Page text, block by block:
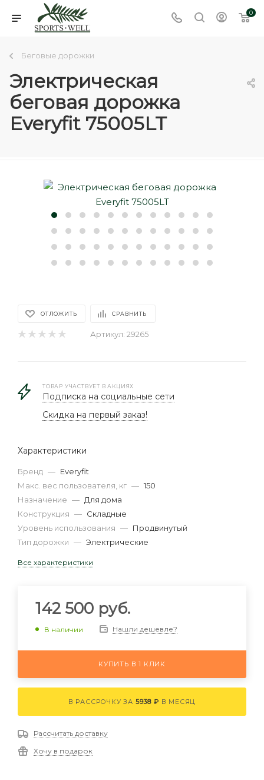
0
Беговые дорожки
Электрическая
беговая дорожка
Everyfit 75005LT
ОТЛОЖИТЬ СРАВНИТЬ
Артикул: 29265
ТОВАР УЧАСТВУЕТ В АКЦИЯХ
Подписка на социальные сети
Скидка на первый заказ!
Характеристики
Бренд — Everyfit
Макс. вес пользователя, кг — 150
Назначение — Для дома
Конструкция — Складные
Уровень использования — Продвинутый
Тип дорожки — Электрические
Все характеристики
142 500 руб.
В наличии Нашли дешевле?
КУПИТЬ В 1 КЛИК
В РАССРОЧКУ ЗА 5938 ₽ В МЕСЯЦ
Рассчитать доставку
Хочу в подарок